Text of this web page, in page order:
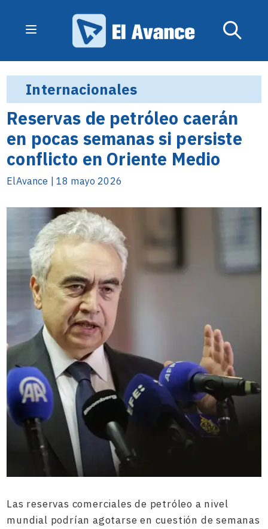
Internacionales
Reservas de petróleo caerán
en pocas semanas si persiste
conflicto en Oriente Medio
ElAvance | 18 mayo 2026
Las reservas comerciales de petróleo a nivel
mundial podrían agotarse en cuestión de semanas